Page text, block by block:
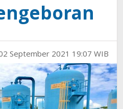
September 2021 19:07 WIB